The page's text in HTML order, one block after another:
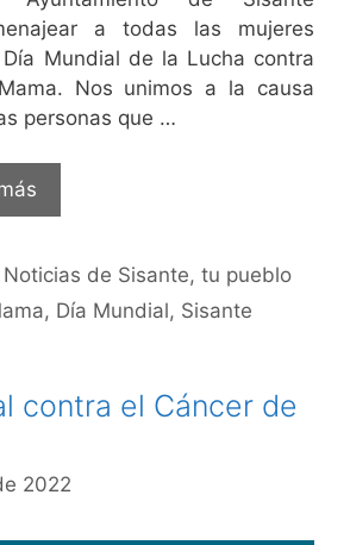
a todas las mujeres
Mundial de la Lucha contra
Nos unimos a la causa
personas que …
Noticias de Sisante, tu pueblo
, Día Mundial, Sisante
contra el Cáncer de
2022